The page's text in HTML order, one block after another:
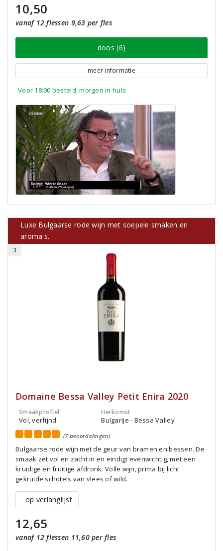
10,50
vanaf 12 flessen 9,63 per fles
doos (6)
meer informatie
Voor 18:00 besteld, morgen in huis
Luxe Bulgaarse rode wijn met soepele smaken en
aroma's.
3
Domaine Bessa Valley Petit Enira 2020
Smaakprofiel
Vol, verfijnd
Herkomst
Bulgarije - Bessa Valley
(7 beoordelingen)
Bulgaarse rode wijn met de geur van bramen en bessen. De
smaak zet vol en zacht in en eindigt evenwichtig, met een
kruidige en fruitige afdronk. Volle wijn, prima bij licht
gekruide schotels van vlees of wild.
op verlanglijst
12,65
vanaf 12 flessen 11,60 per fles